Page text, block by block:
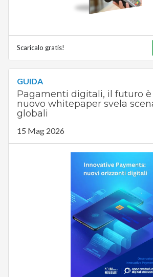
Scaricalo gratis!
GUIDA
Pagamenti digitali, il futuro è
nuovo whitepaper svela
globali
15 Mag 2026